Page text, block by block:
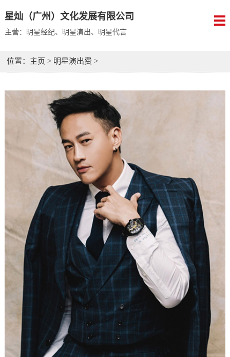
星灿（广州）文化发展有限公司
主营：明星经纪、明星演出、明星代言
位置： 主页 > 明星演出费 >